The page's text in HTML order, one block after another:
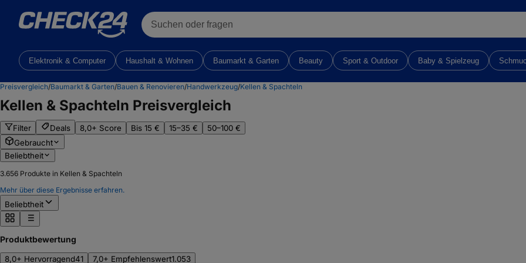
Suchen oder fragen
Elektronik & Computer Haushalt & Wohnen Baumarkt & Garten Beauty Sport & Outdoor Baby & Spielzeug
Preisvergleich/Baumarkt & Garten/Bauen & Renovieren/Handwerkzeug/Kellen & Spachteln
Kellen & Spachteln Preisvergleich
Filter Deals 8,0+ Score Bis 15 € 15–35 €
50–100 €
Gebraucht
Beliebtheit
3.656 Produkte in Kellen & Spachteln
Mehr über diese Ergebnisse erfahren.
Beliebtheit
Produktbewertung
8,0+ Hervorragend41 7,0+ Empfehlenswert1.053